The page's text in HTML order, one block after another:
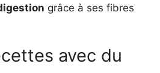
grâce à ses fibres
avec du